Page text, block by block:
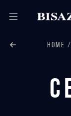
HOME